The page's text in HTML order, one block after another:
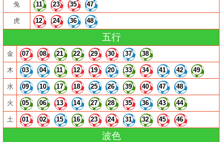
兔 11 23 35 47
虎 12 24 36 48
五行
金 07 08 21 22 29 30 37 38
木 03 04 11 12 19 20 33 34 41 42 49
水 09 10 17 18 25 26 39 40 47 48
火 05 06 13 14 27 28 35 36 43 44
土 01 02 15 16 23 24 31 32 45 46
波色